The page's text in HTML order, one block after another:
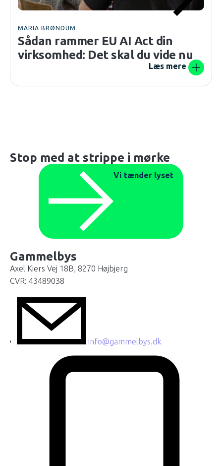
MARIA BRØNDUM
Sådan rammer EU AI Act din
virksomhed: Det skal du vide nu
Læs mere
Stop med at strippe i mørke
Vi tænder lyset
Gammelbys
Axel Kiers Vej 18B, 8270 Højbjerg
CVR: 43489038
info@gammelbys.dk